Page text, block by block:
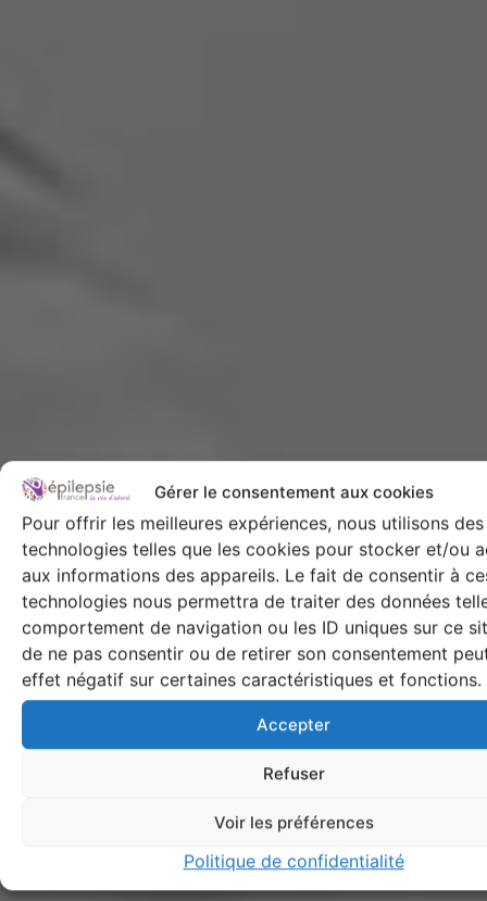
Gérer le consentement aux cookies
Pour offrir les meilleures expériences, nous utilisons des
technologies telles que les cookies pour stocker et/ou
aux informations des appareils. Le fait de consentir à
technologies nous permettra de traiter des données
comportement de navigation ou les ID uniques sur ce
de ne pas consentir ou de retirer son consentement
effet négatif sur certaines caractéristiques et fonctions.
Accepter
Refuser
Voir les préférences
Politique de confidentialité